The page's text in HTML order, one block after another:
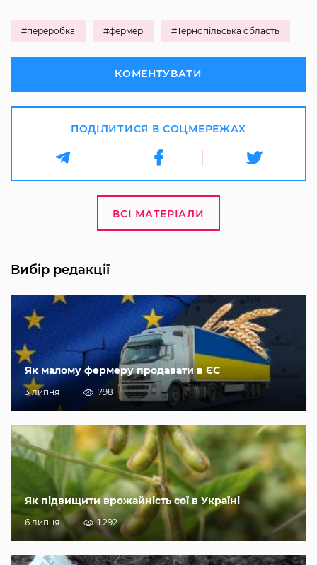
#переробка #фермер #Тернопільська область
КОМЕНТУВАТИ
ПОДІЛИТИСЯ В СОЦМЕРЕЖАХ
ВСІ МАТЕРІАЛИ
Вибір редакції
Як малому фермеру продавати в ЄС
3 липня 798
Як підвищити врожайність сої в Україні
6 липня 1 292